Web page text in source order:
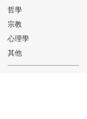
哲學
宗教
心理學
其他